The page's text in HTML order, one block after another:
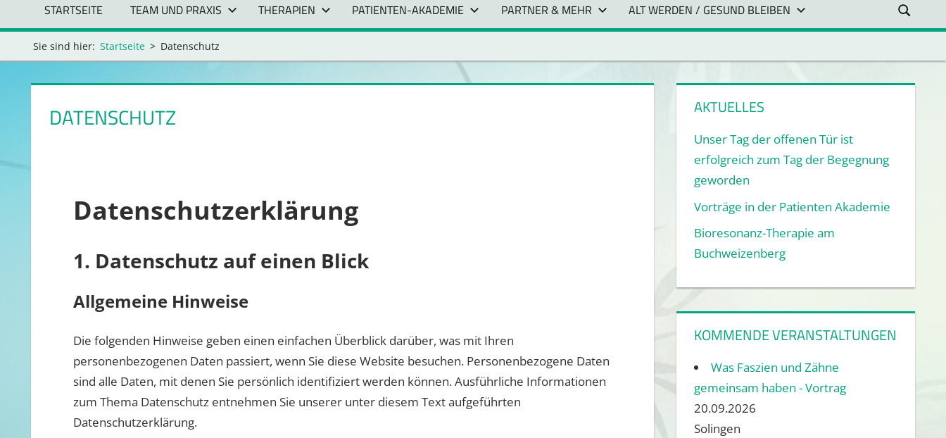
STARTSEITE TEAM UND PRAXIS THERAPIEN PATIENTEN-AKADEMIE PARTNER & MEHR ALT WERDEN / GESUND BLEIBEN
Sie sind hier: Startseite Datenschutz
DATENSCHUTZ
Datenschutz­erklärung
1. Datenschutz auf einen Blick
Allgemeine Hinweise
Die folgenden Hinweise geben einen einfachen Überblick darüber, was mit Ihren
personenbezogenen Daten passiert, wenn Sie diese Website besuchen. Personenbezogene Daten
sind alle Daten, mit denen Sie persönlich identifiziert werden können. Ausführliche Informationen
zum Thema Datenschutz entnehmen Sie unserer unter diesem Text aufgeführten
Datenschutzerklärung.
AKTUELLES
Unser Tag der offenen Tür ist
erfolgreich zum Tag der Begegnung
geworden
Vorträge in der Patienten Akademie
Bioresonanz-Therapie am
Buchweizenberg
KOMMENDE VERANSTALTUNGEN
Was Faszien und Zähne
gemeinsam haben - Vortrag
20.09.2026
Solingen